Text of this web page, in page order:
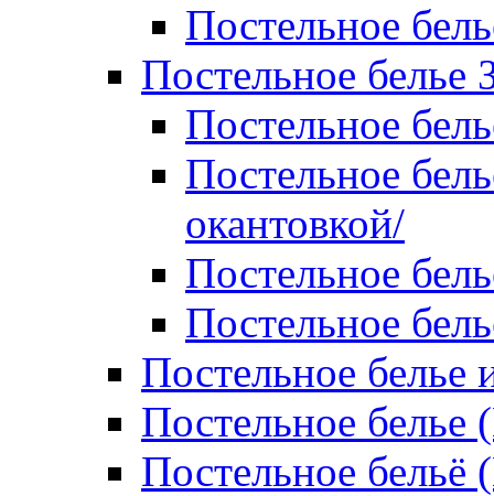
Постельное
Постельное белье
Постельное
Постельное
окантовкой/
Постельное
Постельное
Постельное белье
Постельное
Постельное